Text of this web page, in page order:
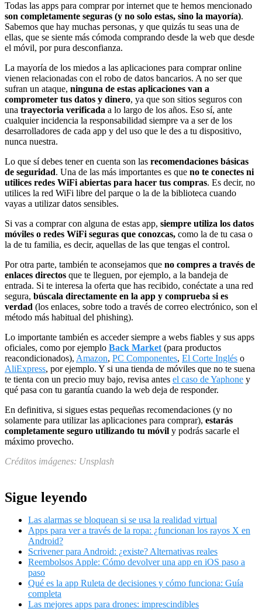
Todas las apps para comprar por internet que te hemos mencionado
son completamente seguras (y no solo estas, sino la mayoría).
Sabemos que hay muchas personas, y que quizás tu seas una de
ellas, que se siente más cómoda comprando desde la web que desde
el móvil, por pura desconfianza.
La mayoría de los miedos a las aplicaciones para comprar online
vienen relacionadas con el robo de datos bancarios. A no ser que
sufran un ataque, ninguna de estas aplicaciones van a
comprometer tus datos y dinero, ya que son sitios seguros con
una trayectoria verificada a lo largo de los años. Eso sí, ante
cualquier incidencia la responsabilidad siempre va a ser de los
desarrolladores de cada app y del uso que le des a tu dispositivo,
nunca nuestra.
Lo que sí debes tener en cuenta son las recomendaciones básicas
de seguridad. Una de las más importantes es que no te conectes ni
utilices redes WiFi abiertas para hacer tus compras. Es decir, no
utilices la red WiFi libre del parque o la de la biblioteca cuando
vayas a utilizar datos sensibles.
Si vas a comprar con alguna de estas app, siempre utiliza los datos
móviles o redes WiFi seguras que conozcas, como la de tu casa o
la de tu familia, es decir, aquellas de las que tengas el control.
Por otra parte, también te aconsejamos que no compres a través de
enlaces directos que te lleguen, por ejemplo, a la bandeja de
entrada. Si te interesa la oferta que has recibido, conéctate a una red
segura, búscala directamente en la app y comprueba si es
verdad (los enlaces, sobre todo a través de correo electrónico, son el
método más habitual del phishing).
Lo importante también es acceder siempre a webs fiables y sus apps
oficiales, como por ejemplo Back Market (para productos
reacondicionados), Amazon, PC Componentes, El Corte Inglés o
AliExpress, por ejemplo. Y si una tienda de móviles que no te suena
te tienta con un precio muy bajo, revisa antes el caso de Yaphone y
qué pasa con tu garantía cuando la web deja de responder.
En definitiva, si sigues estas pequeñas recomendaciones (y no
solamente para utilizar las aplicaciones para comprar), estarás
completamente seguro utilizando tu móvil y podrás sacarle el
máximo provecho.
Créditos imágenes: Unsplash
Sigue leyendo
Las alarmas se bloquean si se usa la realidad virtual
Apps para ver a través de la ropa: ¿funcionan los rayos X en
Android?
Scrivener para Android: ¿existe? Alternativas reales
Reembolsos Apple: Cómo devolver una app en iOS paso a
paso
Qué es la app Ruleta de decisiones y cómo funciona: Guía
completa
Las mejores apps para drones: imprescindibles